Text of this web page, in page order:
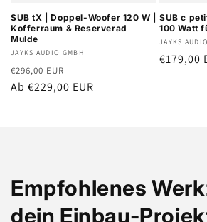
SUB tX | Doppel-Woofer 120 W |
Kofferraum & Reserverad
Mulde
Anbieter:
JAYKS AUDIO GMBH
Normaler
Preis
€296,00 EUR
Ab €229,00 EUR
SUB c
100 Watt
Anbieter:
JAYKS
€179,00
Empfohlenes
dein Einbau-